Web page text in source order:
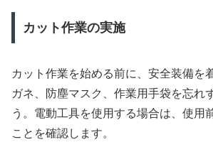
カット作業の実施
カット作業を始める前に、安全装備を
ガネ、防塵マスク、作業用手袋を忘れ
う。電動工具を使用する場合は、使用
ことを確認します。